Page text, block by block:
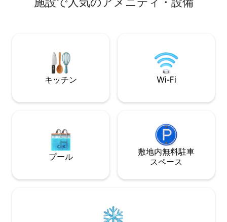
広々とした感覚です。設備の整ったキッ
鳥の暮らしを楽しむのに最適な場所で
存の5エーカーの空き地は、果樹園、キッ
チンガーデン、動物の飼育場、家と訪問
います。 果物、ナッツ、ベリーの実り豊
を提供しています。 徒歩圏内では、水
泳、釣り、ブナ散策、バードウォッチン
グなどのアクティビティを楽しむことが
できます。持続可能な生活の農場ワーク
ェブサイトを参照。 環境イニシアチブ エ
の必要性を理解した上で設計されていま
ードルマウンテ
です。フレンドリ
りをしたり、
加したりできます
の思い出を作って
キッチン Wi-Fi
プール
敷地内無料駐⁠車
ス⁠ペ⁠ー⁠ス